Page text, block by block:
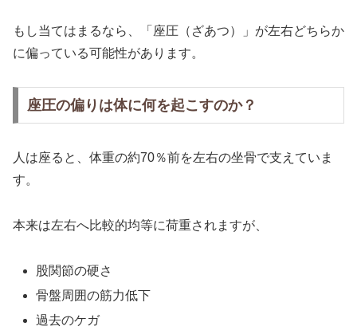
もし当てはまるなら、「座圧（ざあつ）」が左右どちらか
に偏っている可能性があります。
座圧の偏りは体に何を起こすのか？
人は座ると、体重の約70％前を左右の坐骨で支えていま
す。
本来は左右へ比較的均等に荷重されますが、
股関節の硬さ
骨盤周囲の筋力低下
過去のケガ